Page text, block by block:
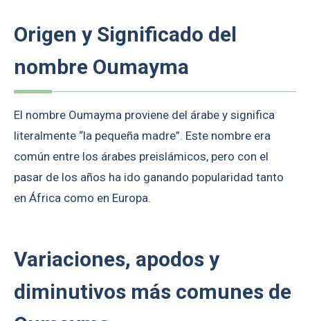
Origen y Significado del
nombre Oumayma
El nombre Oumayma proviene del árabe y significa
literalmente “la pequeña madre”. Este nombre era
común entre los árabes preislámicos, pero con el
pasar de los años ha ido ganando popularidad tanto
en África como en Europa.
Variaciones, apodos y
diminutivos más comunes de